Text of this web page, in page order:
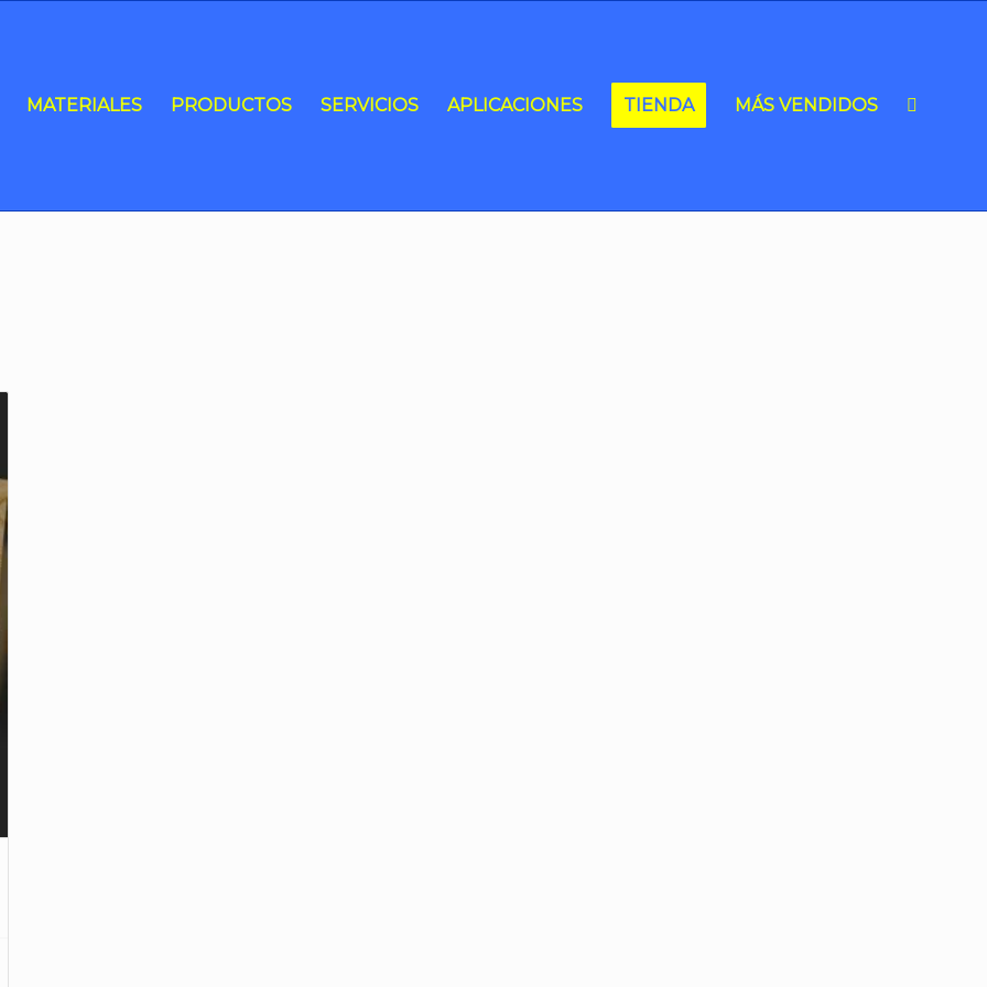
MATERIALES PRODUCTOS SERVICIOS APLICACIONES TIENDA MÁS VENDIDOS